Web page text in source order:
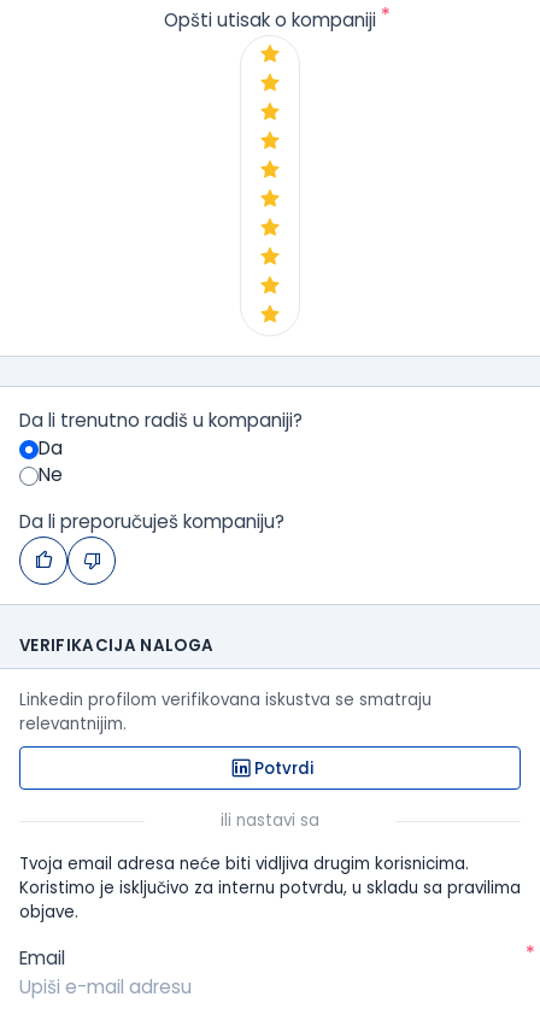
Opšti utisak o kompaniji *
Da li trenutno radiš u kompaniji?
Da
Ne
Da li preporučuješ kompaniju?
VERIFIKACIJA NALOGA
Linkedin profilom verifikovana iskustva se smatraju
relevantnijim.
Potvrdi
ili nastavi sa
Tvoja email adresa neće biti vidljiva drugim korisnicima.
Koristimo je isključivo za internu potvrdu, u skladu sa pravilima
objave.
Email *